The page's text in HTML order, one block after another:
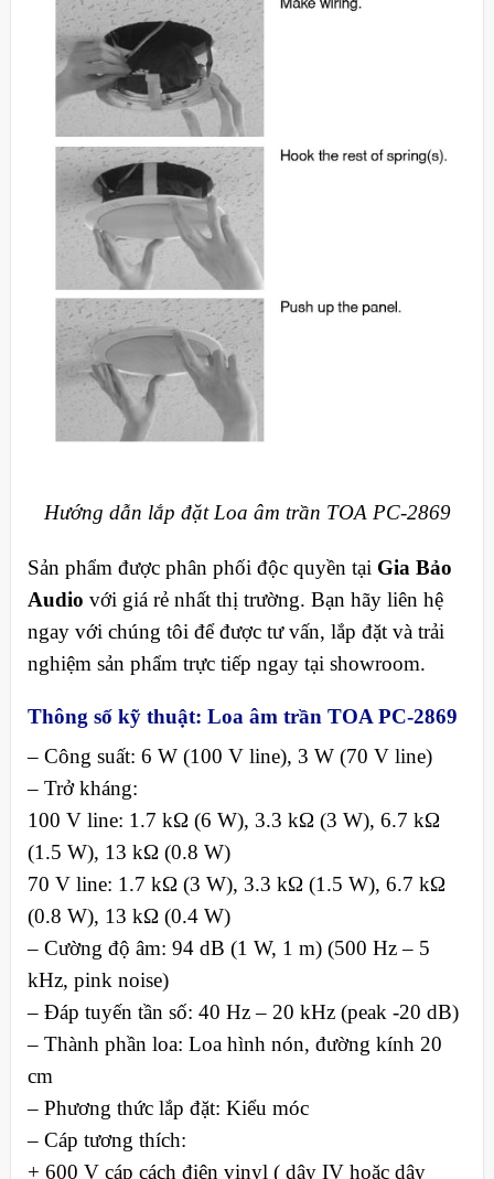
Hướng dẫn lắp đặt Loa âm trần TOA PC-2869
Sản phẩm được phân phối độc quyền tại Gia Bảo
Audio với giá rẻ nhất thị trường. Bạn hãy liên hệ
ngay với chúng tôi để được tư vấn, lắp đặt và trải
nghiệm sản phẩm trực tiếp ngay tại showroom.
Thông số kỹ thuật: Loa âm trần TOA PC-2869
– Công suất: 6 W (100 V line), 3 W (70 V line)
– Trở kháng:
100 V line: 1.7 kΩ (6 W), 3.3 kΩ (3 W), 6.7 kΩ
(1.5 W), 13 kΩ (0.8 W)
70 V line: 1.7 kΩ (3 W), 3.3 kΩ (1.5 W), 6.7 kΩ
(0.8 W), 13 kΩ (0.4 W)
– Cường độ âm: 94 dB (1 W, 1 m) (500 Hz – 5
kHz, pink noise)
– Đáp tuyến tần số: 40 Hz – 20 kHz (peak -20 dB)
– Thành phần loa: Loa hình nón, đường kính 20
cm
– Phương thức lắp đặt: Kiểu móc
– Cáp tương thích:
+ 600 V cáp cách điện vinyl ( dây IV hoặc dây